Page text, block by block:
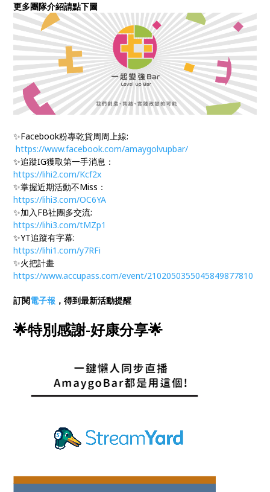
更多團隊介紹請點下圖
✨Facebook粉專乾貨周周上線:
https://www.facebook.com/amaygolvupbar/
✨追蹤IG獲取第一手消息：
https://lihi2.com/Kcf2x
✨掌握近期活動不Miss：
https://lihi3.com/OC6YA
✨加入FB社團多交流:
https://lihi3.com/tMZp1
✨YT追蹤有字幕:
https://lihi1.com/y7RFi
✨火把計畫
https://www.accupass.com/event/2102050355045849877810
訂閱電子報 ，得到最新活動提醒
🌟特別感謝-好康分享🌟